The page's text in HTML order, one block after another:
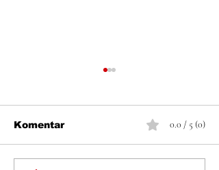
Komentar 0.0 / 5 (0)